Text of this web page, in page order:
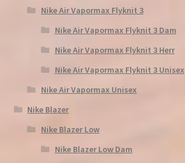
Nike Air Vapormax Flyknit 3
Nike Air Vapormax Flyknit 3 Dam
Nike Air Vapormax Flyknit 3 Herr
Nike Air Vapormax Flyknit 3 Unisex
Nike Air Vapormax Unisex
Nike Blazer
Nike Blazer Low
Nike Blazer Low Dam